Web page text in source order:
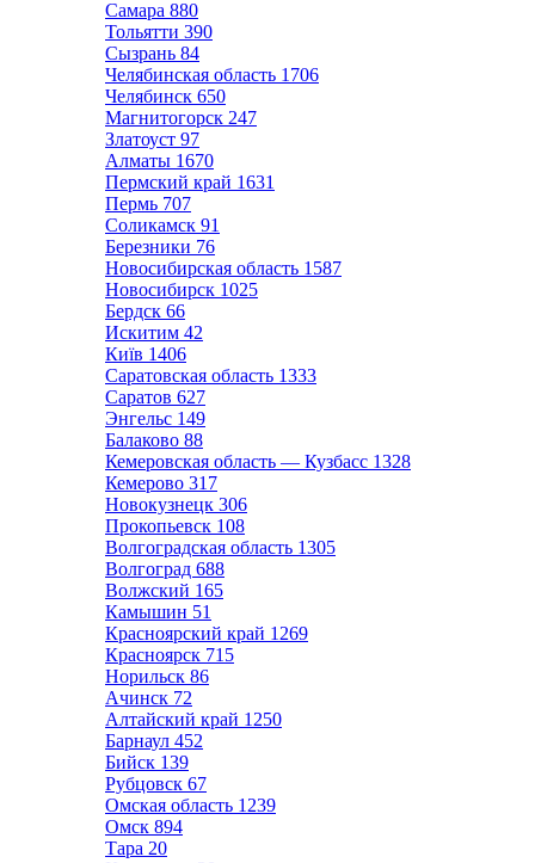
Самара 880
Тольятти 390
Сызрань 84
Челябинская область 1706
Челябинск 650
Магнитогорск 247
Златоуст 97
Алматы 1670
Пермский край 1631
Пермь 707
Соликамск 91
Березники 76
Новосибирская область 1587
Новосибирск 1025
Бердск 66
Искитим 42
Київ 1406
Саратовская область 1333
Саратов 627
Энгельс 149
Балаково 88
Кемеровская область — Кузбасс 1328
Кемерово 317
Новокузнецк 306
Прокопьевск 108
Волгоградская область 1305
Волгоград 688
Волжский 165
Камышин 51
Красноярский край 1269
Красноярск 715
Норильск 86
Ачинск 72
Алтайский край 1250
Барнаул 452
Бийск 139
Рубцовск 67
Омская область 1239
Омск 894
Тара 20